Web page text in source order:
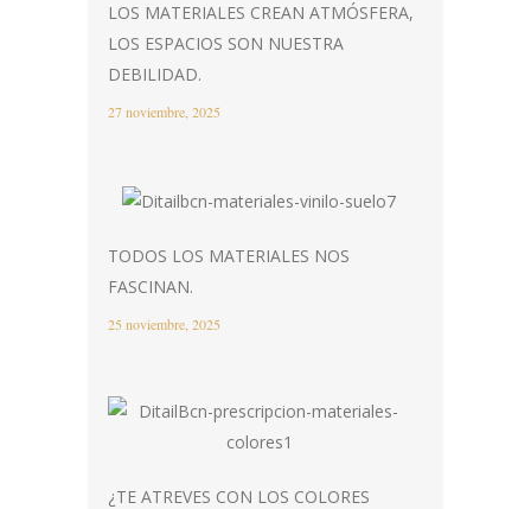
LOS MATERIALES CREAN ATMÓSFERA,
LOS ESPACIOS SON NUESTRA
DEBILIDAD.
27 noviembre, 2025
TODOS LOS MATERIALES NOS
FASCINAN.
25 noviembre, 2025
¿TE ATREVES CON LOS COLORES